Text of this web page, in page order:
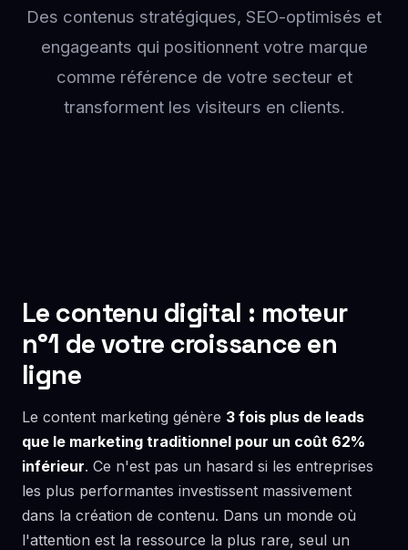
Des contenus stratégiques, SEO-optimisés et
engageants qui positionnent votre marque
comme référence de votre secteur et
transforment les visiteurs en clients.
Le contenu digital : moteur
n°1 de votre croissance en
ligne
Le content marketing génère 3 fois plus de leads
que le marketing traditionnel pour un coût 62%
inférieur. Ce n'est pas un hasard si les entreprises
les plus performantes investissent massivement
dans la création de contenu. Dans un monde où
l'attention est la ressource la plus rare, seul un